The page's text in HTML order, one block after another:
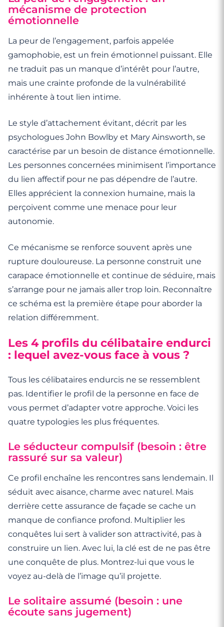
mécanisme de protection
émotionnelle
La peur de l’engagement, parfois appelée
gamophobie, est un frein émotionnel puissant. Elle
ne traduit pas un manque d’intérêt pour l’autre,
mais une crainte profonde de la vulnérabilité
inhérente à tout lien intime.
Le style d’attachement évitant, décrit par les
psychologues John Bowlby et Mary Ainsworth, se
caractérise par un besoin de distance émotionnelle.
Les personnes concernées minimisent l’importance
du lien affectif pour ne pas dépendre de l’autre.
Elles apprécient la connexion humaine, mais la
perçoivent comme une menace pour leur
autonomie.
Ce mécanisme se renforce souvent après une
rupture douloureuse. La personne construit une
carapace émotionnelle et continue de séduire, mais
s’arrange pour ne jamais aller trop loin. Reconnaître
ce schéma est la première étape pour aborder la
relation différemment.
Les 4 profils du célibataire endurci
: lequel avez-vous face à vous ?
Tous les célibataires endurcis ne se ressemblent
pas. Identifier le profil de la personne en face de
vous permet d’adapter votre approche. Voici les
quatre typologies les plus fréquentes.
Le séducteur compulsif (besoin : être
rassuré sur sa valeur)
Ce profil enchaîne les rencontres sans lendemain. Il
séduit avec aisance, charme avec naturel. Mais
derrière cette assurance de façade se cache un
manque de confiance profond. Multiplier les
conquêtes lui sert à valider son attractivité, pas à
construire un lien. Avec lui, la clé est de ne pas être
une conquête de plus. Montrez-lui que vous le
voyez au-delà de l’image qu’il projette.
Le solitaire assumé (besoin : une
écoute sans jugement)